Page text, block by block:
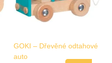
GOKI – Dřevěné odtahové
auto